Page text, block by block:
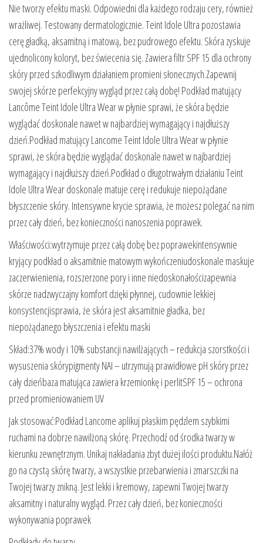
Nie tworzy efektu maski. Odpowiedni dla każdego rodzaju cery, również
wrażliwej. Testowany dermatologicznie. Teint Idole Ultra pozostawia
cerę gładką, aksamitną i matową, bez pudrowego efektu. Skóra zyskuje
ujednolicony koloryt, bez świecenia się. Zawiera filtr SPF 15 dla ochrony
skóry przed szkodliwym działaniem promieni słonecznych.Zapewnij
swojej skórze perfekcyjny wygląd przez całą dobę! Podkład matujący
Lancôme Teint Idole Ultra Wear w płynie sprawi, że skóra będzie
wyglądać doskonale nawet w najbardziej wymagający i najdłuższy
dzień.Podkład matujący Lancome Teint Idole Ultra Wear w płynie
sprawi, że skóra będzie wyglądać doskonale nawet w najbardziej
wymagający i najdłuższy dzień.Podkład o długotrwałym działaniu Teint
Idole Ultra Wear doskonale matuje cerę i redukuje niepożądane
błyszczenie skóry. Intensywne krycie sprawia, że możesz polegać na nim
przez cały dzień, bez konieczności nanoszenia poprawek.
Właściwości:wytrzymuje przez całą dobę bez poprawekintensywnie
kryjący podkład o aksamitnie matowym wykończeniudoskonale maskuje
zaczerwienienia, rozszerzone pory i inne niedoskonałościzapewnia
skórze nadzwyczajny komfort dzięki płynnej, cudownie lekkiej
konsystencjisprawia, że skóra jest aksamitnie gładka, bez
niepożądanego błyszczenia i efektu maski
Skład:37% wody i 10% substancji nawilżających – redukcja szorstkości i
wysuszenia skórypigmenty NAI – utrzymują prawidłowe pH skóry przez
cały dzieńbaza matująca zawiera krzemionkę i perlitSPF 15 – ochrona
przed promieniowaniem UV
Jak stosować:Podkład Lancome aplikuj płaskim pędzlem szybkimi
ruchami na dobrze nawilżoną skórę. Przechodź od środka twarzy w
kierunku zewnętrznym. Unikaj nakładania zbyt dużej ilości produktu.Nałóż
go na czystą skórę twarzy, a wszystkie przebarwienia i zmarszczki na
Twojej twarzy znikną. Jest lekki i kremowy, zapewni Twojej twarzy
aksamitny i naturalny wygląd. Przez cały dzień, bez konieczności
wykonywania poprawek